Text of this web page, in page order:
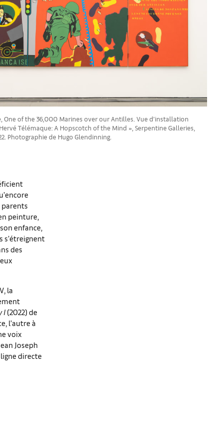
One of the 36,000 Marines over our Antilles. Vue d’installation
Télémaque: A Hopscotch of the Mind », Serpentine Galleries,
Photographie de Hugo Glendinning.
parents
peinture,
enfance,
s’étreignent
des
la
I (2022) de
l’autre à
voix
Joseph
directe